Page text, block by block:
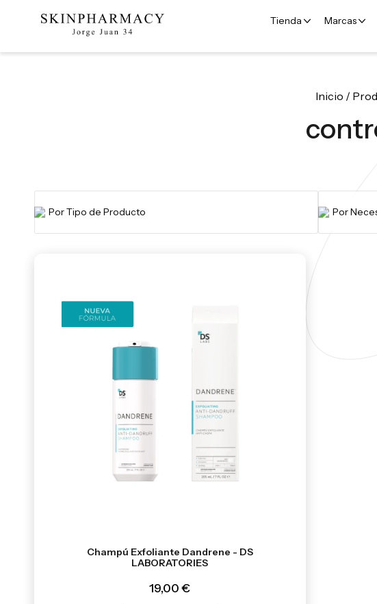
Tienda Marcas
Inicio /
Champú Exfoliante Dandrene - DS
LABORATORIES
19,00 €